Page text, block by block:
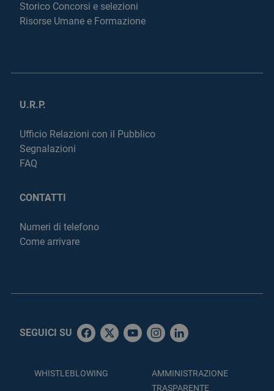
Storico Concorsi e selezioni
Risorse Umane e Formazione
U.R.P.
Ufficio Relazioni con il Pubblico
Segnalazioni
FAQ
CONTATTI
Numeri di telefono
Come arrivare
SEGUICI SU
WHISTLEBLOWING
AMMINISTRAZIONE
TRASPARENTE